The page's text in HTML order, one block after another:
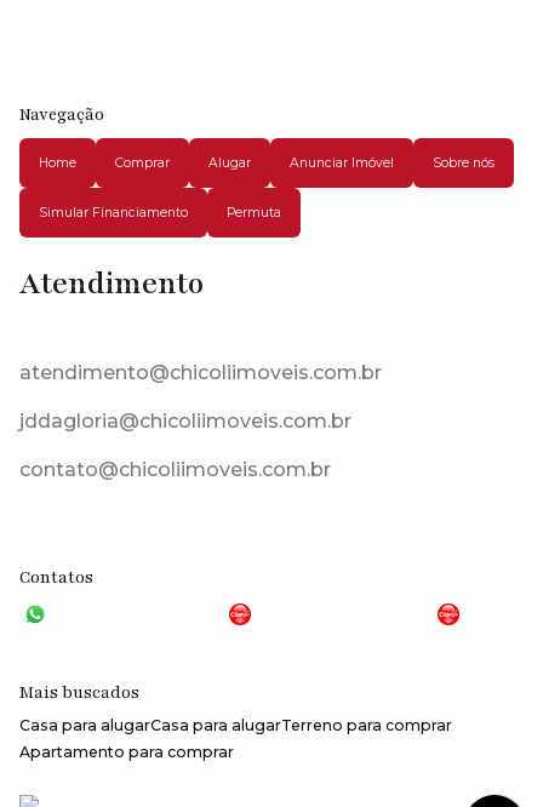
Navegação
Home Comprar Alugar Anunciar Imóvel Sobre nós
Simular Financiamento Permuta
Atendimento
atendimento@chicoliimoveis.com.br
jddagloria@chicoliimoveis.com.br
contato@chicoliimoveis.com.br
Contatos
Mais buscados
Casa para alugarCasa para alugarTerreno para comprar
Apartamento para comprar